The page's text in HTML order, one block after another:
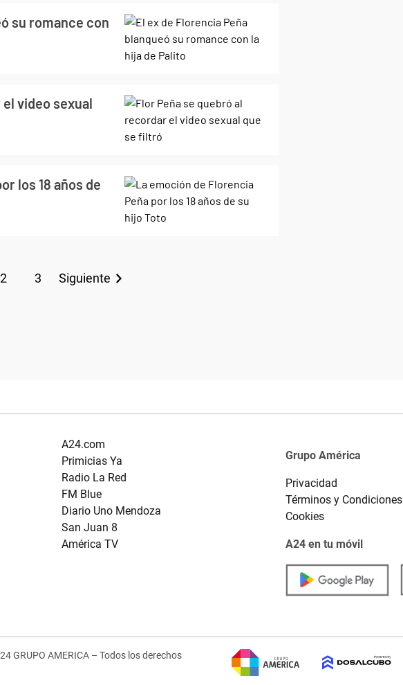
su romance con
video sexual
los 18 años de
2 3 Siguiente
A24.com
Primicias Ya
Radio La Red
FM Blue
Diario Uno Mendoza
San Juan 8
América TV
Grupo América
Privacidad
Términos y Condiciones
Cookies
A24 en tu móvil
GRUPO AMERICA – Todos los derechos